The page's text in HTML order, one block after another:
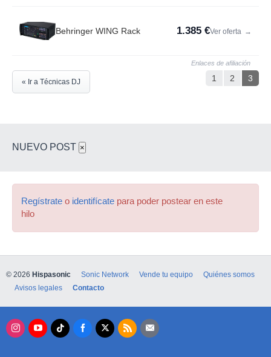
Behringer WING Rack 1.385 €Ver oferta →
Enlaces de afiliación
1 2 3
« Ir a Técnicas DJ
NUEVO POST ×
Regístrate o identifícate para poder postear en este
hilo
© 2026 Hispasonic Sonic Network Vende tu equipo
Quiénes somos
Avisos legales
Contacto